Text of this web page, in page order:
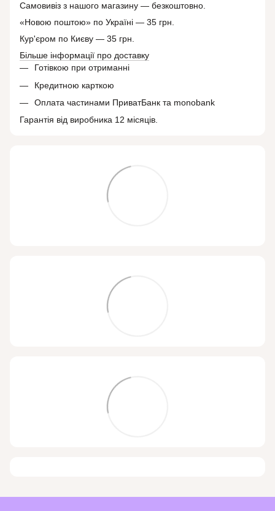
Самовивіз з нашого магазину — безкоштовно.
«Новою поштою» по Україні — 35 грн.
Кур'єром по Києву — 35 грн.
Більше інформації про доставку
Готівкою при отриманні
Кредитною карткою
Оплата частинами ПриватБанк та monobank
Гарантія від виробника 12 місяців.